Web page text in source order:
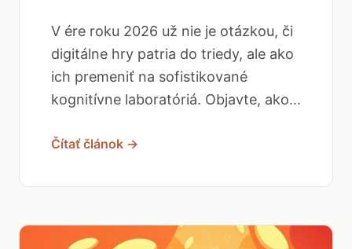
V ére roku 2026 už nie je otázkou, či
digitálne hry patria do triedy, ale ako
ich premeniť na sofistikované
kognitívne laboratóriá. Objavte, ako...
Čítať článok →